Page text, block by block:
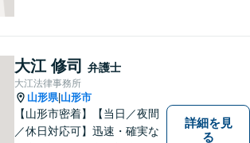
大江 修司 弁護士
大江法律事務所
山形県| 山形市
【山形市密着】【当日／夜間
／休日対応可】迅速・確実な
詳細を見
る